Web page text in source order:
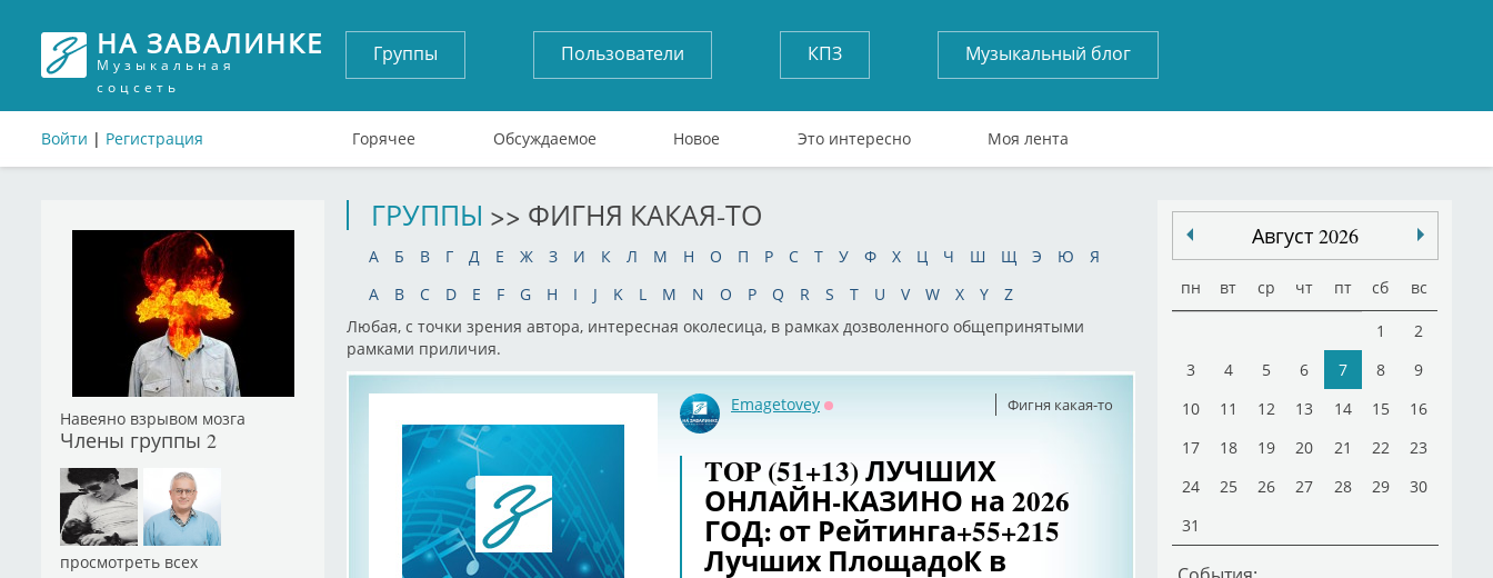
НА ЗАВАЛИНКЕ
Музыкальная
соцсеть
Войти | Регистрация
Группы Пользователи КПЗ Музыкальный блог
Горячее Обсуждаемое Новое Это интересно Моя лента
Навеяно взрывом мозга
Члены группы 2
просмотреть всех
ГРУППЫ >> ФИГНЯ КАКАЯ-ТО
А Б В Г Д Е Ж З И К Л М Н О П Р С Т У Ф Х Ц Ч Ш Щ Э Ю
Я
A
B C D E F G H I J K L M N O P Q R S T U V W X Y
Z
Любая, с точки зрения автора, интересная околесица, в рамках дозволенного общепринятыми
рамками приличия.
Фигня какая-то
Emagetovey
TOP (51+13) ЛУЧШИХ
ОНЛАЙН-КАЗИНО на 2026
ГОД: от Рейтинга+55+215
Лучших ПлощадоК в
Август 2026
пн вт ср чт пт сб вс
1
2
3
4 5 6 7 8
9
10
11 12 13 14 15
16
17
18 19 20 21 22
23
24
25 26 27 28 29
30
31